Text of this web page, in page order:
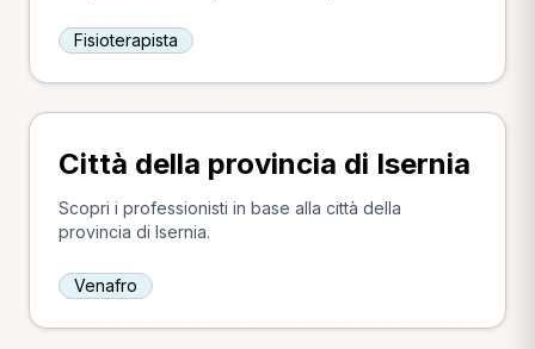
Fisioterapista
Città della provincia di Isernia
Scopri i professionisti in base alla città della
provincia di Isernia.
Venafro